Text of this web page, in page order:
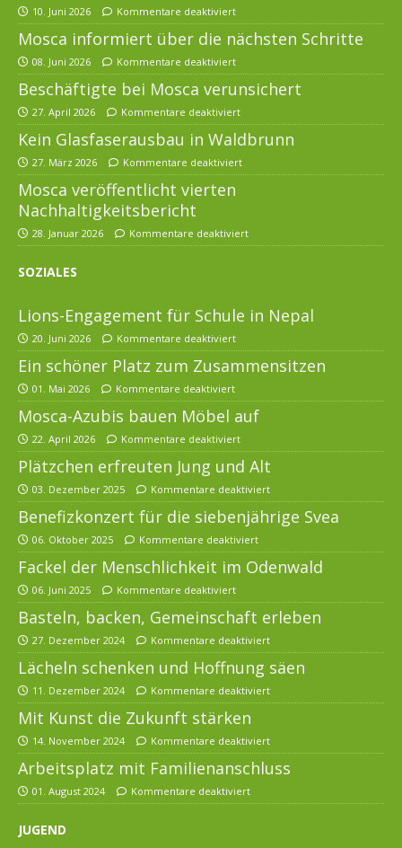
10. Juni 2026 Kommentare deaktiviert
Mosca informiert über die nächsten Schritte
08. Juni 2026 Kommentare deaktiviert
Beschäftigte bei Mosca verunsichert
27. April 2026 Kommentare deaktiviert
Kein Glasfaserausbau in Waldbrunn
27. März 2026 Kommentare deaktiviert
Mosca veröffentlicht vierten
Nachhaltigkeitsbericht
28. Januar 2026 Kommentare deaktiviert
SOZIALES
Lions-Engagement für Schule in Nepal
20. Juni 2026 Kommentare deaktiviert
Ein schöner Platz zum Zusammensitzen
01. Mai 2026 Kommentare deaktiviert
Mosca-Azubis bauen Möbel auf
22. April 2026 Kommentare deaktiviert
Plätzchen erfreuten Jung und Alt
03. Dezember 2025 Kommentare deaktiviert
Benefizkonzert für die siebenjährige Svea
06. Oktober 2025 Kommentare deaktiviert
Fackel der Menschlichkeit im Odenwald
06. Juni 2025 Kommentare deaktiviert
Basteln, backen, Gemeinschaft erleben
27. Dezember 2024 Kommentare deaktiviert
Lächeln schenken und Hoffnung säen
11. Dezember 2024 Kommentare deaktiviert
Mit Kunst die Zukunft stärken
14. November 2024 Kommentare deaktiviert
Arbeitsplatz mit Familienanschluss
01. August 2024 Kommentare deaktiviert
JUGEND